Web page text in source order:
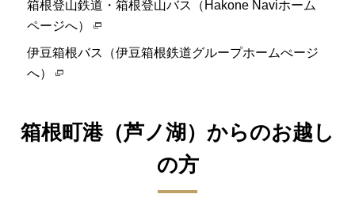
箱根登山鉄道・箱根登山バス（Hakone Naviホーム
ページへ）
伊豆箱根バス（伊豆箱根鉄道グループホームぺージ
へ）
箱根町港（芦ノ湖）からのお越し
の方